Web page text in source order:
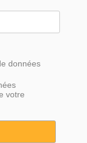
données
votre